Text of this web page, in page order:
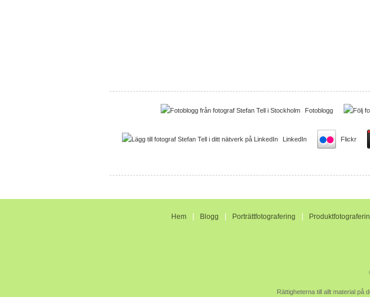
Fotoblogg
LinkedIn Flickr
Hem Blogg Porträttfotografering
Rättigheterna till allt material på